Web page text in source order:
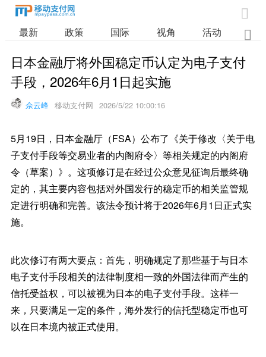

最新 政策 国际 视角 活动 业

日本金融厅将外国稳定币认定为电子支付
手段，2026年6月1日起实施
佘云峰 移动支付网 2026/5/22 10:00:16
5月19日，日本金融厅（FSA）公布了《关于修改〈关于电
子支付手段等交易业者的内阁府令〉等相关规定的内阁府
令（草案）》。这项修订是在经过公众意见征询后最终确
定的，其主要内容包括对外国发行的稳定币的相关监管规
定进行明确和完善。该法令预计将于2026年6月1日正式实
施。
此次修订有两大要点：首先，明确规定了那些基于与日本
电子支付手段相关的法律制度相一致的外国法律而产生的
信托受益权，可以被视为日本的电子支付手段。这样一
来，只要满足一定的条件，海外发行的信托型稳定币也可
以在日本境内被正式使用。